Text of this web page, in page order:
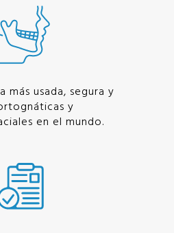
más usada, segura y
y
en el mundo.